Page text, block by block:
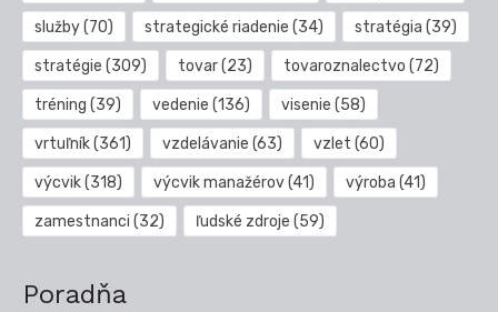
služby(70) strategické riadenie (34) stratégia (39)
stratégie (309) tovar(23) tovaroznalectvo (72)
tréning (39) vedenie (136) visenie (58)
vrtuľník(361) vzdelávanie (63) vzlet (60)
výcvik(318) výcvik manažérov(41) výroba (41)
zamestnanci (32) ľudské zdroje (59)
Poradňa